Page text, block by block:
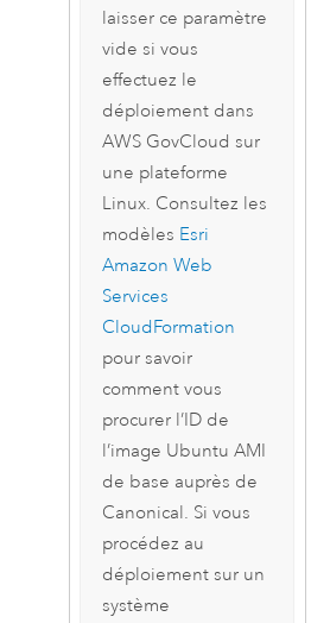
laisser ce paramètre
vide si vous
effectuez le
déploiement dans
AWSGovCloud sur
une plateforme
Linux. Consultez les
modèles Esri
Amazon Web
Services
CloudFormation
pour savoir
comment vous
procurer l’ID de
l’image Ubuntu AMI
de base auprès de
Canonical. Si vous
procédez au
déploiement sur un
système